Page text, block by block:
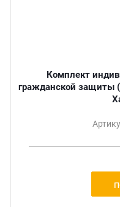
Комплект
гражданской